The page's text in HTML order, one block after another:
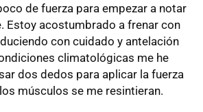
de fuerza para empezar a notar
Estoy acostumbrado a frenar con
con cuidado y antelación
climatológicas me he
dos dedos para aplicar la fuerza
músculos se me resintieran.